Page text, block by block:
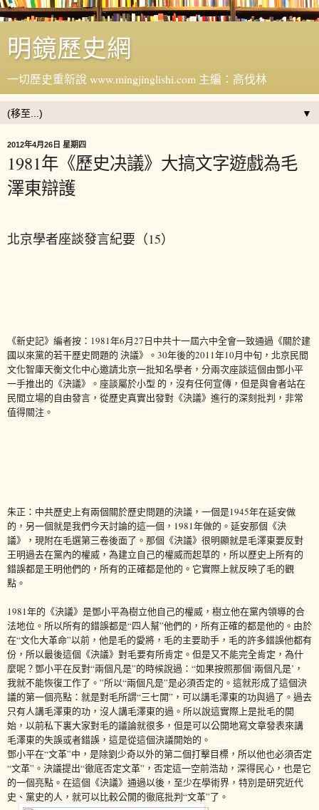
明鏡歷史網
一切歷史重新說 www.mingjinglishi.com 主編：高伐林
▼
2012年4月26日 星期四
1981年《歷史决議》大搞文字遊戲為毛
澤東辯護
北京學者座談發言紀要（15）
《新史記》 編者按：1981年6月27日中共十一屆六中全會一致通過《關於建
國以來黨的若干歷史問題的 決議》。30年後的2011年10月中旬，北京民間
文化智庫天衡文化中心邀請北京一批知名學者，分兩次座談這個由鄧小平
一手推出的《決議》。座談屬於小型 的，沒有任何宣傳，但是與會者站在
民間立場的自由發言，從歷史真實出發對《決議》進行的深刻批判，非常
值得關注。
朱正：中共歷史上有兩個關於歷史問題的決議，一個是1945年在延安做
的，另一個就是我們今天討論的這一個，1981年做的。延安那個《決
議》，現附在毛選第三卷後面了。那個《決議》很明顯就是毛澤東要反對
王明過去在黨內的權威，為建立自己的權威而起草的，所以歷史上所有的
錯誤都是王明他們的，所有的正確都是他的。它實際上就反映了毛的觀
點。
1981年的《決議》是鄧小平為樹立他自己的權威，樹立他在黨內領導的合
法地位。所以所有的錯誤都是“四人幫”他們的，所有正確的都是他的。由於
在“文化大革命”以前，他是毛的愛將，毛的主要助手，毛的許多錯誤他都有
份，所以最後這個《決議》對毛要有所肯定。但是又不能完全肯定，為什
麼呢？鄧小平在反對“兩個凡是”的時候說過：“如果按照那個‘兩個凡是’，
我就不能恢復工作了。”所以“兩個凡是”是必須否定的。這就形成了這個決
議的第一個亮點：就是對毛所謂“三七開”，可以講毛澤東的功與過了。過去
只有人講毛澤東的功，沒人講毛澤東的過。所以說這實際上是批毛的開
始，以前私下裏大家對毛的議論就很多，但是可以公開地寫文章發表來講
毛澤東的失誤或者錯誤，這是從這個決議開始的。
鄧小平在“文革”中，是除劉少奇以外的第二個打擊目標，所以他也必須否定
“文革”。決議提出“徹底否定文革”，否定這一空前浩劫，深得民心，也是它
的一個亮點。在這個《決議》通過以後，至少在學術界，特別是研究近代
史、黨史的人，就可以比較公開的徹底批判“文革”了。